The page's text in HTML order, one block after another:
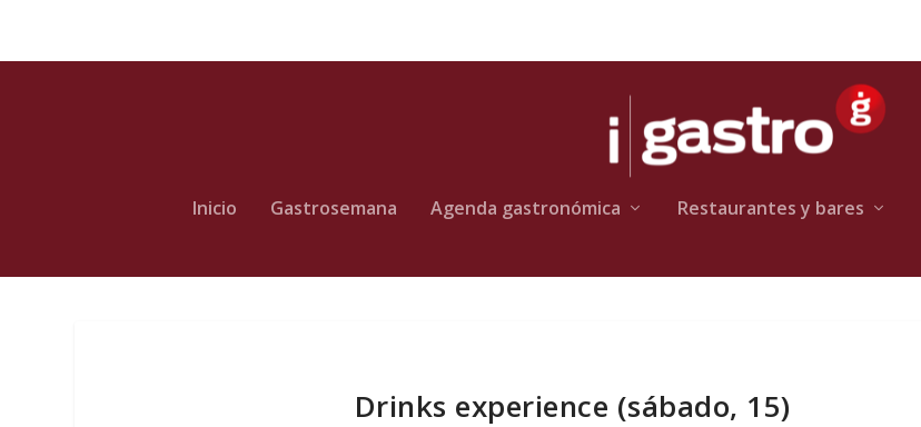
Inicio Gastrosemana Agenda gastronómica Restaurantes y bares
Drinks experience (sábado, 15)